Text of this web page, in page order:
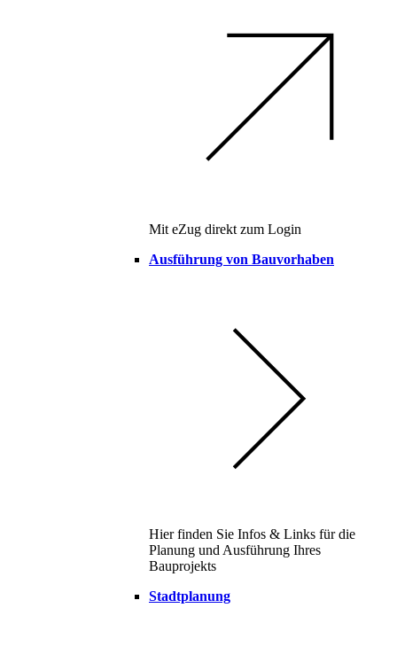
Mit eZug direkt zum Login
Ausführung von Bauvorhaben
Hier finden Sie Infos & Links für die
Planung und Ausführung Ihres
Bauprojekts
Stadtplanung